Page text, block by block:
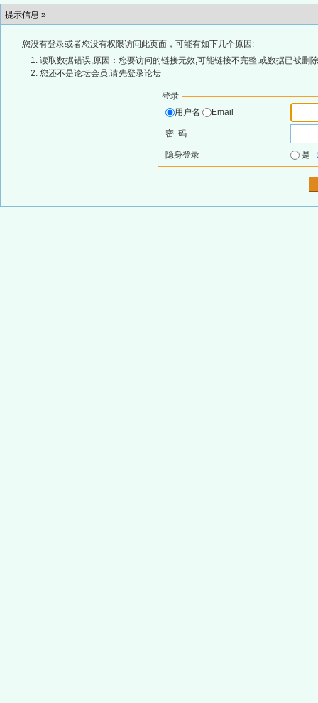
提示信息 »
您没有登录或者您没有权限访问此页面，可能有如下几个原因:
读取数据错误,原因：您要访问的链接无效,可能链接不完整,或数据已被删
您还不是论坛会员,请先登录论坛
登录
用户名
Email
密 码
隐身登录 是